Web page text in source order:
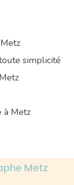
simplicité
à Metz
Metz